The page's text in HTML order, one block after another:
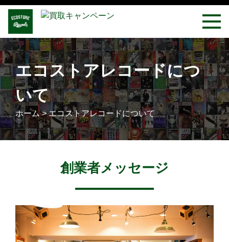
エコストアレコードにつ
いて
ホーム>エコストアレコードについて
創業者メッセージ